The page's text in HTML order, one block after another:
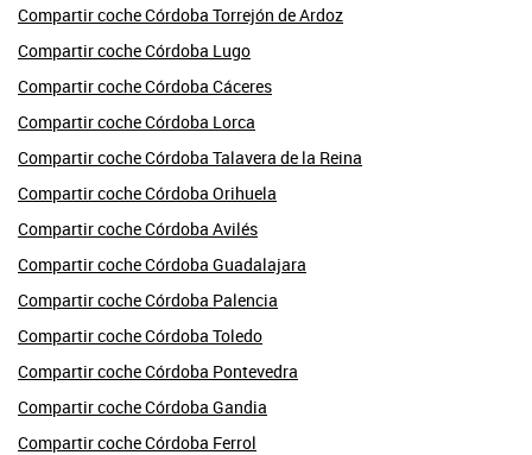
Compartir coche Córdoba Torrejón de Ardoz
Compartir coche Córdoba Lugo
Compartir coche Córdoba Cáceres
Compartir coche Córdoba Lorca
Compartir coche Córdoba Talavera de la Reina
Compartir coche Córdoba Orihuela
Compartir coche Córdoba Avilés
Compartir coche Córdoba Guadalajara
Compartir coche Córdoba Palencia
Compartir coche Córdoba Toledo
Compartir coche Córdoba Pontevedra
Compartir coche Córdoba Gandia
Compartir coche Córdoba Ferrol